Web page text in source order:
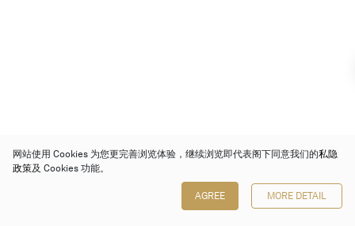
网站使用 Cookies 为您更完善浏览体验，继续浏览即代表阁下同意我们的私隐
政策及 Cookies 功能。
AGREE MORE DETAIL